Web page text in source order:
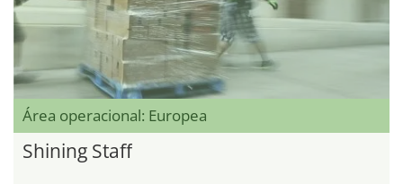
Área operacional: Europea
Shining Staff